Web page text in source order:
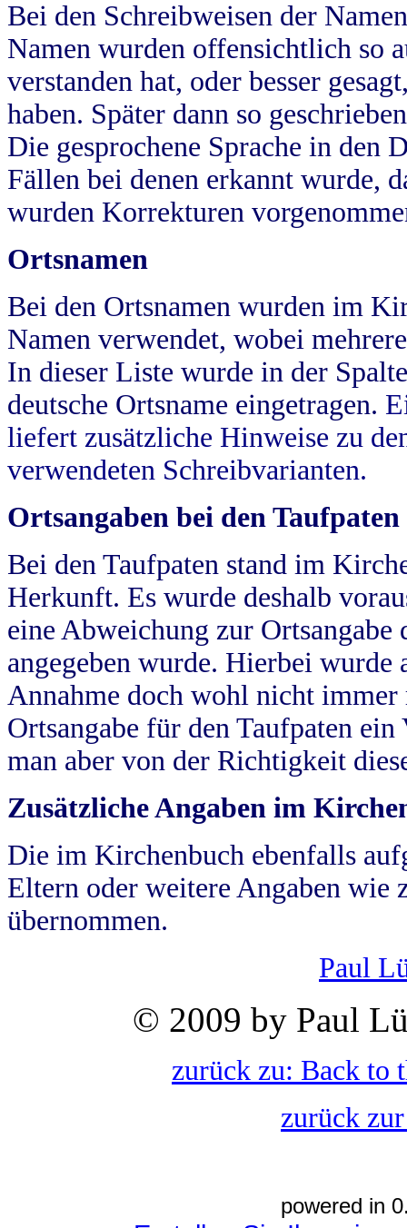
Bei den Schreibweisen der
Namen wurden offensichtlich so
verstanden hat, oder besser
haben. Später dann so
Die gesprochene Sprache in
Fällen bei denen erkannt wurde,
wurden Korrekturen
Ortsnamen
Bei den Ortsnamen wurden im
Namen verwendet, wobei
In dieser Liste wurde in der
deutsche Ortsname eingetragen.
liefert zusätzliche Hinweise zu
verwendeten Schreibvarianten.
Ortsangaben bei den Taufpaten
Bei den Taufpaten stand im
Herkunft. Es wurde deshalb
eine Abweichung zur
angegeben wurde. Hierbei wurde
Annahme doch wohl nicht
Ortsangabe für den Taufpaten
man aber von der Richtigkeit
Zusätzliche Angaben im
Die im Kirchenbuch ebenfalls
Eltern oder weitere Angaben wie
übernommen.
Paul
© 2009 by Paul
zurück zu: Back to
zurück
powered in